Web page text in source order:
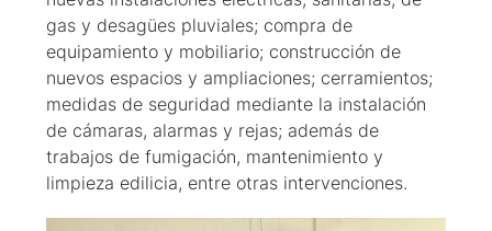
gas y desagües pluviales; compra de
equipamiento y mobiliario; construcción de
nuevos espacios y ampliaciones; cerramientos;
medidas de seguridad mediante la instalación
de cámaras, alarmas y rejas; además de
trabajos de fumigación, mantenimiento y
limpieza edilicia, entre otras intervenciones.